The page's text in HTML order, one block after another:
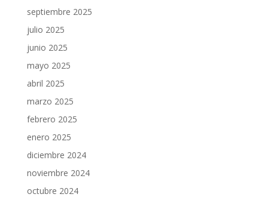
septiembre 2025
julio 2025
junio 2025
mayo 2025
abril 2025
marzo 2025
febrero 2025
enero 2025
diciembre 2024
noviembre 2024
octubre 2024